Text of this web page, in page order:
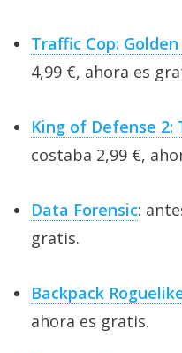
Traffic Cop:
4,99 €, ahora es
King of Defense 2:
costaba 2,99 €,
Data Forensic:
gratis.
Backpack
ahora es gratis.